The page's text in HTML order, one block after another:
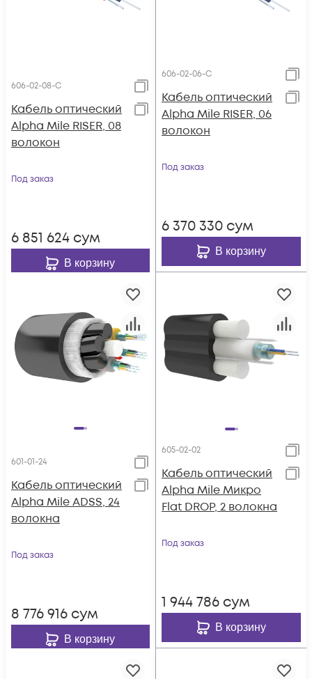
606-02-08-C
Кабель оптический
Alpha Mile RISER, 08
волокон
Под заказ
6 851 624 сум
В корзину
606-02-06-C
Кабель оптический
Alpha Mile RISER, 06
волокон
Под заказ
6 370 330 сум
В корзину
601-01-24
Кабель оптический
Alpha Mile ADSS, 24
волокна
Под заказ
8 776 916 сум
В корзину
605-02-02
Кабель оптический
Alpha Mile Микро
Flat DROP, 2 волокна
Под заказ
1 944 786 сум
В корзину